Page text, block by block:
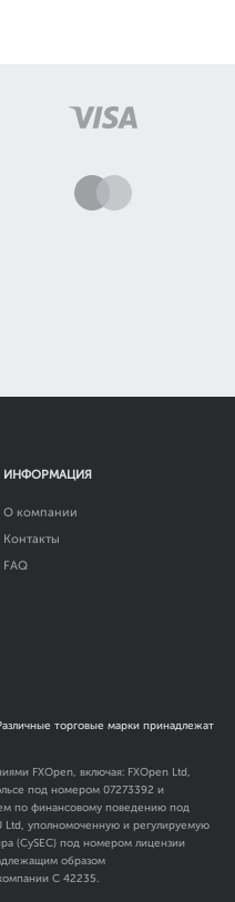
ИНФОРМАЦИЯ
О компании
Контакты
FAQ
торговые марки принадлежат
FXOpen, включая: FXOpen Ltd,
под номером 07273392 и
по финансовому поведению под
Ltd, уполномоченную и регулируемую
(CySEC) под номером лицензии
образом
C 42235.